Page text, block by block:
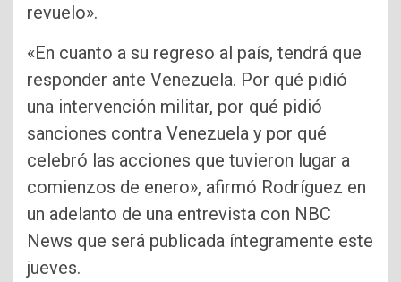
revuelo».
«En cuanto a su regreso al país, tendrá que
responder ante Venezuela. Por qué pidió
una intervención militar, por qué pidió
sanciones contra Venezuela y por qué
celebró las acciones que tuvieron lugar a
comienzos de enero», afirmó Rodríguez en
un adelanto de una entrevista con NBC
News que será publicada íntegramente este
jueves.